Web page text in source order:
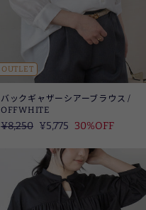
OUTLET
バックギャザーシアーブラウス /
OFFWHITE
定
¥8,250 SALE
¥5,775 30%OFF